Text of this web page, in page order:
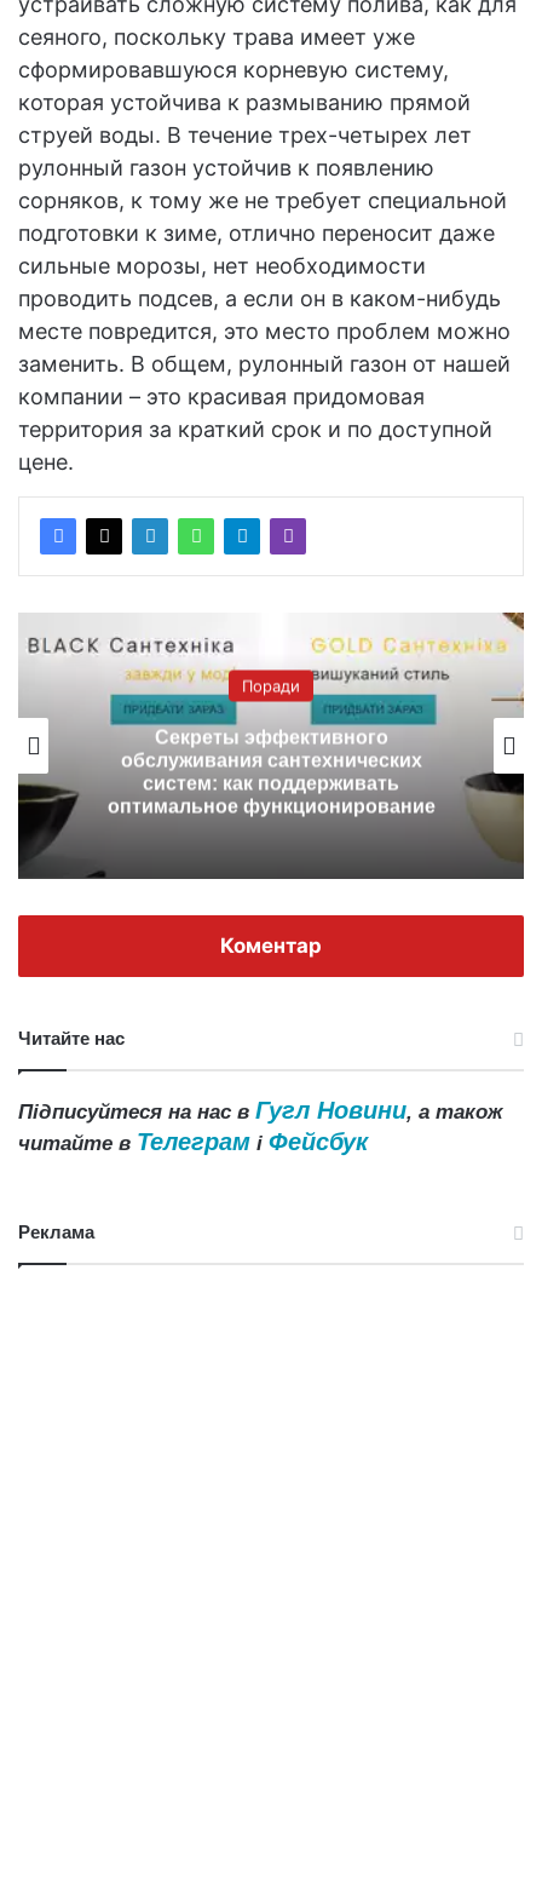
сеяного, поскольку трава имеет уже
сформировавшуюся корневую систему,
которая устойчива к размыванию прямой
струей воды. В течение трех-четырех лет
рулонный газон устойчив к появлению
сорняков, к тому же не требует специальной
подготовки к зиме, отлично переносит даже
сильные морозы, нет необходимости
проводить подсев, а если он в каком-нибудь
месте повредится, это место проблем можно
заменить. В общем, рулонный газон от нашей
компании – это красивая придомовая
территория за краткий срок и по доступной
цене.
Поради
Секреты эффективного
обслуживания сантехнических
систем: как поддерживать
оптимальное функционирование
Коментар
Читайте нас
Підписуйтеся на нас в Гугл Новини, а також
читайте в Телеграм і Фейсбук
Реклама